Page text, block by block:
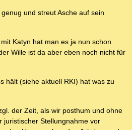
und streut Asche auf sein
Katyn hat man es ja nun schon
Wille ist da aber eben noch nicht für
hält (siehe aktuell RKI) hat was zu
der Zeit, als wir posthum und ohne
juristischer Stellungnahme vor